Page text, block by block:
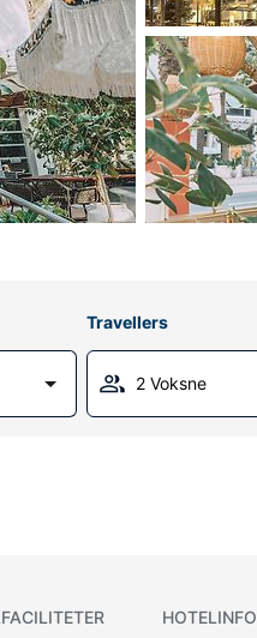
Travellers
2 Voksne
HOTELINFO